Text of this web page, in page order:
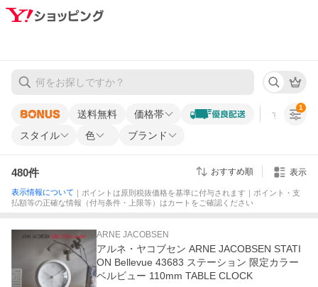
送料無料 価格帯 すべての条
スタイル 色 ブランド
1
480件 おすすめ順 表示
表示情報について ｜ポイントは原則税抜価格を基準に付与されます｜ポイント・支
払額等の正確な情報（付与条件・上限等）はカートをご確認ください
ARNE JACOBSEN
アルネ・ヤコブセン ARNE JACOBSEN STATI
ON Bellevue 43683 ステーション 限定カラー
ベルビュー 110mm TABLE CLOCK